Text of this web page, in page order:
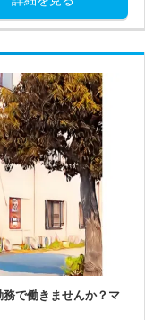
務で働きませんか？マ